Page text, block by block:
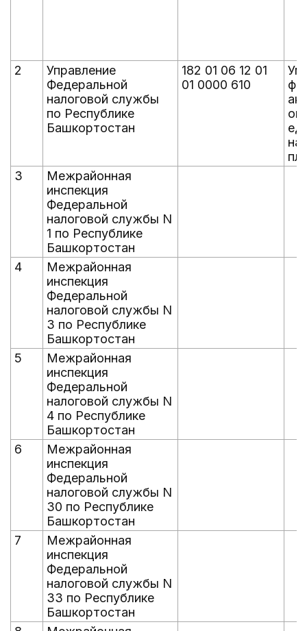
2
Управление
Федеральной
налоговой службы
по Республике
Башкортостан
182 01 06 12 01
01 0000 610
3
Межрайонная
инспекция
Федеральной
налоговой службы N
1 по Республике
Башкортостан
4
Межрайонная
инспекция
Федеральной
налоговой службы N
3 по Республике
Башкортостан
5
Межрайонная
инспекция
Федеральной
налоговой службы N
4 по Республике
Башкортостан
6
Межрайонная
инспекция
Федеральной
налоговой службы N
30 по Республике
Башкортостан
7
Межрайонная
инспекция
Федеральной
налоговой службы N
33 по Республике
Башкортостан